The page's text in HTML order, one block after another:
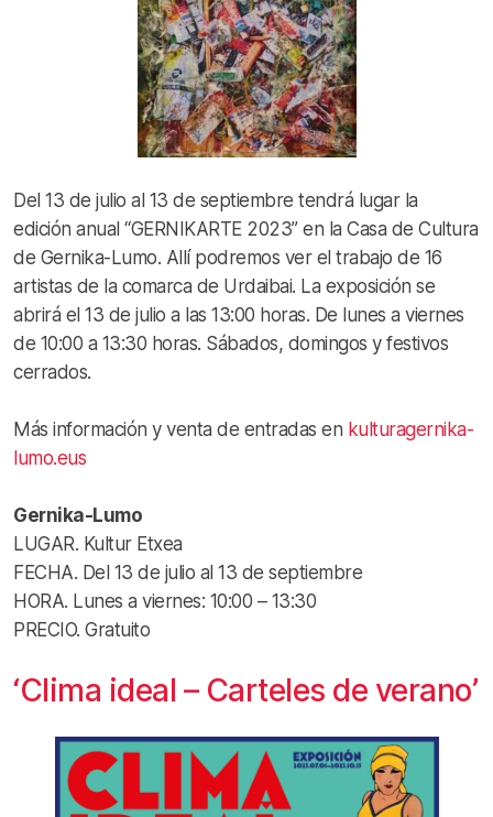
Del 13 de julio al 13 de septiembre tendrá lugar la
edición anual “GERNIKARTE 2023” en la Casa de Cultura
de Gernika-Lumo. Allí podremos ver el trabajo de 16
artistas de la comarca de Urdaibai. La exposición se
abrirá el 13 de julio a las 13:00 horas. De lunes a viernes
de 10:00 a 13:30 horas. Sábados, domingos y festivos
cerrados.
Más información y venta de entradas en kulturagernika-
lumo.eus
Gernika-Lumo
LUGAR. Kultur Etxea
FECHA. Del 13 de julio al 13 de septiembre
HORA. Lunes a viernes: 10:00 – 13:30
PRECIO. Gratuito
‘Clima ideal – Carteles de verano’